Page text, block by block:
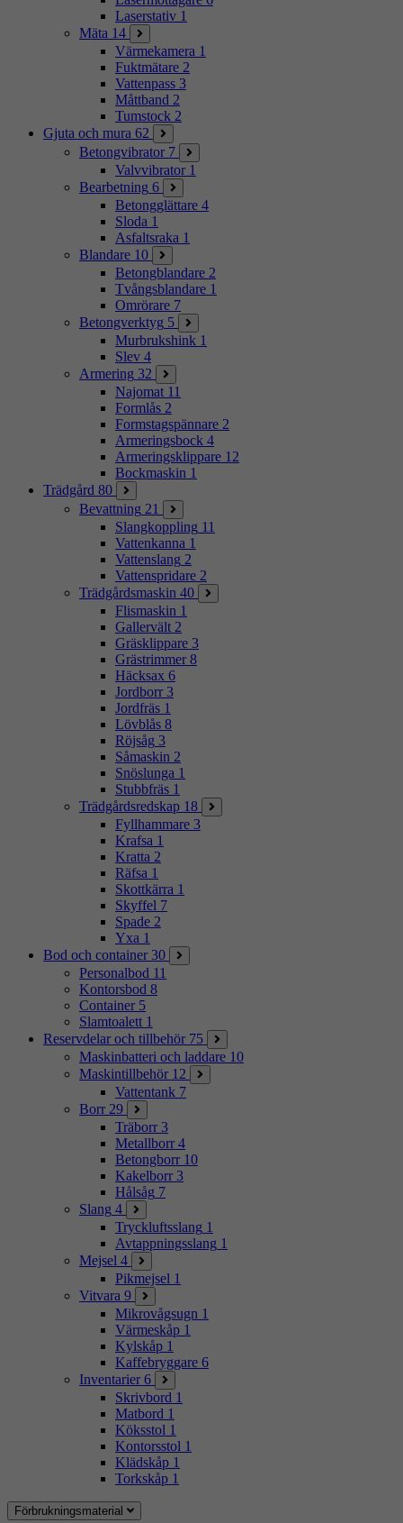
Laserstativ 1
Mäta 14
Värmekamera 1
Fuktmätare 2
Vattenpass 3
Måttband 2
Tumstock 2
Gjuta och mura 62
Betongvibrator 7
Valvvibrator 1
Bearbetning 6
Betongglättare 4
Sloda 1
Asfaltsraka 1
Blandare 10
Betongblandare 2
Tvångsblandare 1
Omrörare 7
Betongverktyg 5
Murbrukshink 1
Slev 4
Armering 32
Najomat 11
Formlås 2
Formstagspännare 2
Armeringsbock 4
Armeringsklippare 12
Bockmaskin 1
Trädgård 80
Bevattning 21
Slangkoppling 11
Vattenkanna 1
Vattenslang 2
Vattenspridare 2
Trädgårdsmaskin 40
Flismaskin 1
Gallervält 2
Gräsklippare 3
Grästrimmer 8
Häcksax 6
Jordborr 3
Jordfräs 1
Lövblås 8
Röjsåg 3
Såmaskin 2
Snöslunga 1
Stubbfräs 1
Trädgårdsredskap 18
Fyllhammare 3
Krafsa 1
Kratta 2
Räfsa 1
Skottkärra 1
Skyffel 7
Spade 2
Yxa 1
Bod och container 30
Personalbod 11
Kontorsbod 8
Container 5
Slamtoalett 1
Reservdelar och tillbehör 75
Maskinbatteri och laddare 10
Maskintillbehör 12
Vattentank 7
Borr 29
Träborr 3
Metallborr 4
Betongborr 10
Kakelborr 3
Hålsåg 7
Slang 4
Tryckluftsslang 1
Avtappningsslang 1
Mejsel 4
Pikmejsel 1
Vitvara 9
Mikrovågsugn 1
Värmeskåp 1
Kylskåp 1
Kaffebryggare 6
Inventarier 6
Skrivbord 1
Matbord 1
Köksstol 1
Kontorsstol 1
Klädskåp 1
Torkskåp 1
Förbrukningsmaterial